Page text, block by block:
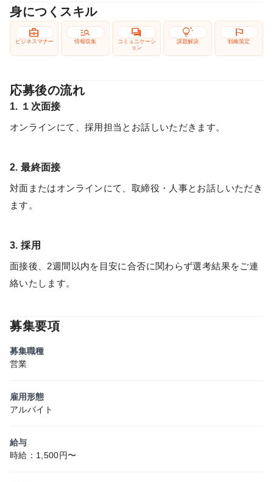
身につくスキル
business_center
ビジネスマナー
manage_search
情報収集
forum
コミュニケーシ
ョン
tips_and_updates
課題解決
flag
戦略策定
応募後の流れ
1. １次面接
オンラインにて、採用担当とお話しいただきます。
2. 最終面接
対面またはオンラインにて、取締役・人事とお話しいただき
ます。
3. 採用
面接後、2週間以内を目安に合否に関わらず選考結果をご連
絡いたします。
募集要項
募集職種
営業
雇用形態
アルバイト
給与
時給：1,500円〜